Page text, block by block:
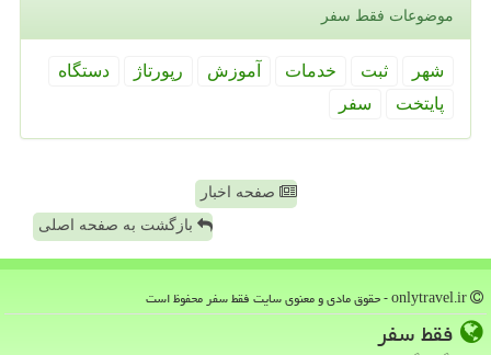
موضوعات فقط سفر
شهر ثبت خدمات آموزش رپورتاژ
دستگاه
پایتخت
سفر
صفحه اخبار
بازگشت به صفحه اصلی
فقط سفر